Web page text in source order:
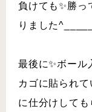
負けても✨勝っ
りました
最後に✨ボー
カゴに貼られ
に仕分けしても